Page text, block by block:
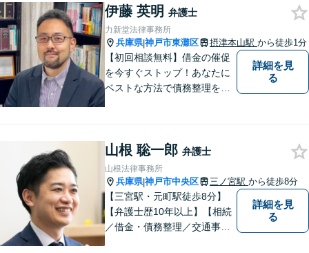
伊藤 英明 弁護士
力新堂法律事務所
兵庫県|神戸市東灘区 摂津本山駅 から徒歩1分
【初回相談無料】借金の催促
を今すぐストップ！あなたに
ベストな方法で債務整理をサ
イエンスの博士号も保有）と
交渉経験が豊富な弁護士
詳細を見
る
山根 聡一郎 弁護士
山根法律事務所
兵庫県|神戸市中央区 三ノ宮駅 から徒歩8分
【三宮駅・元町駅徒歩8分】
【弁護士歴10年以上】【相続
／借金・債務整理／交通事
詳細を見
る